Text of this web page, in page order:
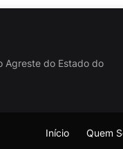
Agreste do Estado do
Início Quem